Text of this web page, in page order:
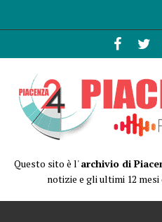
Questo sito è l'archivio di
notizie e gli ultimi 12 mesi